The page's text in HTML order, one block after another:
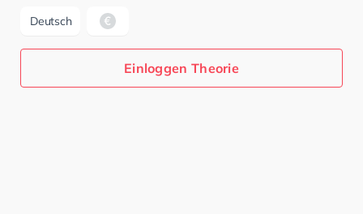
Deutsch
Einloggen Theorie